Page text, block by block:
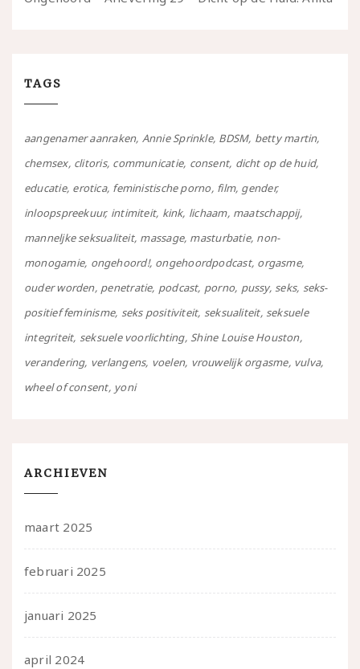
TAGS
aangenamer aanraken Annie Sprinkle BDSM betty martin
chemsex clitoris communicatie consent dicht op de huid
educatie erotica feministische porno film gender
inloopspreekuur intimiteit kink lichaam maatschappij
manneljke seksualiteit massage masturbatie non-
monogamie ongehoord! ongehoordpodcast orgasme
ouder worden penetratie podcast porno pussy seks seks-
positief feminisme seks positiviteit seksualiteit seksuele
integriteit seksuele voorlichting Shine Louise Houston
verandering verlangens voelen vrouwelijk orgasme vulva
wheel of consent yoni
ARCHIEVEN
maart 2025
februari 2025
januari 2025
april 2024